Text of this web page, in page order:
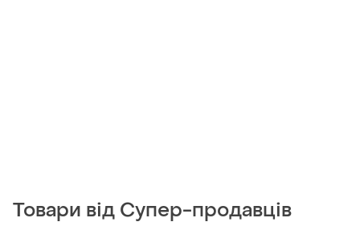
Товари від Супер-продавців